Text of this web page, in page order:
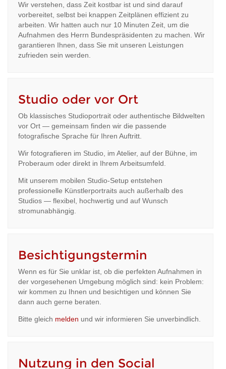
Wir verstehen, dass Zeit kostbar ist und sind darauf
vorbereitet, selbst bei knappen Zeitplänen effizient zu
arbeiten. Wir hatten auch nur 10 Minuten Zeit, um die
Aufnahmen des Herrn Bundespräsidenten zu machen. Wir
garantieren Ihnen, dass Sie mit unseren Leistungen
zufrieden sein werden.
Studio oder vor Ort
Ob klassisches Studioportrait oder authentische Bildwelten
vor Ort — gemeinsam finden wir die passende
fotografische Sprache für Ihren Auftritt.
Wir fotografieren im Studio, im Atelier, auf der Bühne, im
Proberaum oder direkt in Ihrem Arbeitsumfeld.
Mit unserem mobilen Studio-Setup entstehen
professionelle Künstlerportraits auch außerhalb des
Studios — flexibel, hochwertig und auf Wunsch
stromunabhängig.
Besichtigungstermin
Wenn es für Sie unklar ist, ob die perfekten Aufnahmen in
der vorgesehenen Umgebung möglich sind: kein Problem:
wir kommen zu Ihnen und besichtigen und können Sie
dann auch gerne beraten.
Bitte gleich melden und wir informieren Sie unverbindlich.
Nutzung in den Social